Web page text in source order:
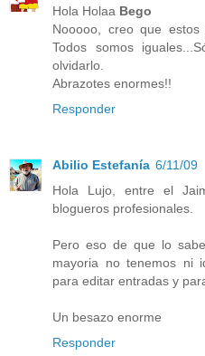
Hola Holaa Bego
Nooooo, creo que
Todos somos
olvidarlo.
Abrazotes enormes!!
Responder
Abilio Estefanía 6/11/09
Hola Lujo, entre el
blogueros profesionales.
Pero eso de que lo
mayoria no tenemos ni
para editar entradas y
Un besazo enorme
Responder